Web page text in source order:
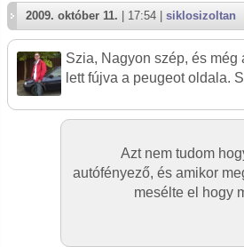
2009. október 11. | 17:54 | siklosizoltan
Szia, Nagyon szép, és
lett fújva a peugeot oldala.
Azt nem tudom
autófényező, és amikor
mesélte el hogy